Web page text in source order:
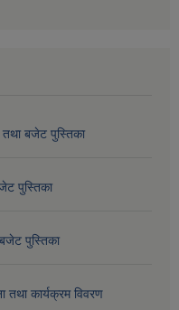
बजेट पुस्तिका
पुस्तिका
पुस्तिका
कार्यक्रम विवरण